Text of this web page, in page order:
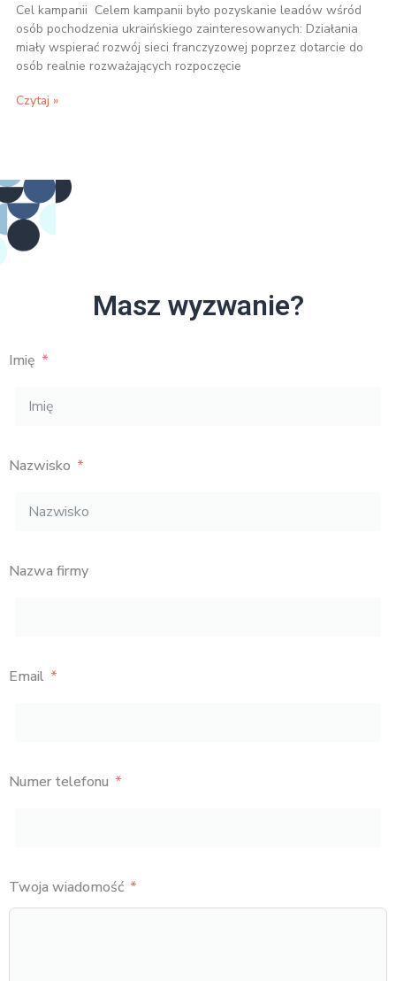
Cel kampanii Celem kampanii było pozyskanie leadów wśród
osób pochodzenia ukraińskiego zainteresowanych: Działania
miały wspierać rozwój sieci franczyzowej poprzez dotarcie do
osób realnie rozważających rozpoczęcie
Czytaj »
Masz wyzwanie?
Imię
Nazwisko
Nazwa firmy
Email
Numer telefonu
Twoja wiadomość